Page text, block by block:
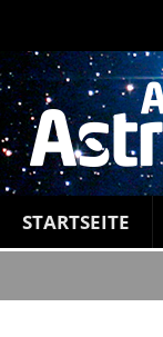
STARTSEITE